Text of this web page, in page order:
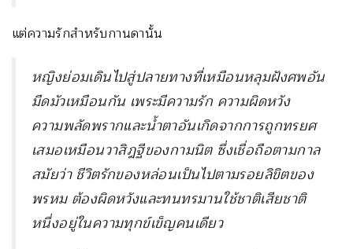
แต่ความรักสำหรับกานดานั้น
หญิงย่อมเดินไปสู่ปลายทางที่เหมือนหลุมฝังศพอัน
มืดมัวเหมือนกัน เพระมีความรัก ความผิดหวัง
ความพลัดพรากและน้ำตาอันเกิดจากการถูกทรยศ
เสมอเหมือนวาสิฎฐีของกามนิต ซึ่งเชื่อถือตามกาล
สมัยว่า ชีวิตรักของหล่อนเป็นไปตามรอยลิขิตของ
พรหม ต้องผิดหวังและทนทรมานใช้ชาติเสียชาติ
หนึ่งอยู่ในความทุกข์เข็ญคนเดียว